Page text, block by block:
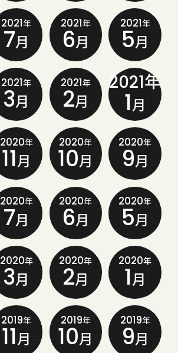
2021年
7月
2021年
6月
2021年
5月
2021年
3月
2021年
2月
2021年
1月
2020年
11月
2020年
10月
2020年
9月
2020年
7月
2020年
6月
2020年
5月
2020年
3月
2020年
2月
2020年
1月
2019年
11月
2019年
10月
2019年
9月